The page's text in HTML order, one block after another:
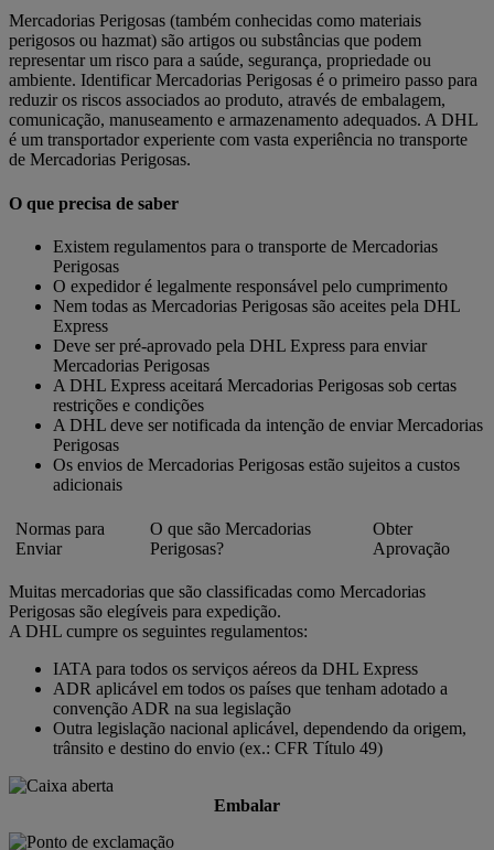
Mercadorias Perigosas (também conhecidas como materiais
perigosos ou hazmat) são artigos ou substâncias que podem
representar um risco para a saúde, segurança, propriedade ou
ambiente. Identificar Mercadorias Perigosas é o primeiro passo para
reduzir os riscos associados ao produto, através de embalagem,
comunicação, manuseamento e armazenamento adequados. A DHL
é um transportador experiente com vasta experiência no transporte
de Mercadorias Perigosas.
O que precisa de saber
Existem regulamentos para o transporte de Mercadorias
Perigosas
O expedidor é legalmente responsável pelo cumprimento
Nem todas as Mercadorias Perigosas são aceites pela DHL
Express
Deve ser pré-aprovado pela DHL Express para enviar
Mercadorias Perigosas
A DHL Express aceitará Mercadorias Perigosas sob certas
restrições e condições
A DHL deve ser notificada da intenção de enviar Mercadorias
Perigosas
Os envios de Mercadorias Perigosas estão sujeitos a custos
adicionais
Normas para
Enviar
O que são Mercadorias
Perigosas?
Obter
Aprovação
Muitas mercadorias que são classificadas como Mercadorias
Perigosas são elegíveis para expedição.
A DHL cumpre os seguintes regulamentos:
IATA para todos os serviços aéreos da DHL Express
ADR aplicável em todos os países que tenham adotado a
convenção ADR na sua legislação
Outra legislação nacional aplicável, dependendo da origem,
trânsito e destino do envio (ex.: CFR Título 49)
Embalar